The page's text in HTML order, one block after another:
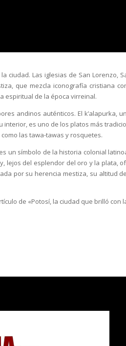
ciudad. Las iglesias de San Lorenzo,
que mezcla iconografía cristiana
espiritual de la época virreinal.
andinos auténticos. El k’alapurka,
es uno de los platos más
las tawa-tawas y rosquetes.
un símbolo de la historia colonial
lejos del esplendor del oro y la plata,
por su herencia mestiza, su altitud
de «Potosí, la ciudad que brilló con